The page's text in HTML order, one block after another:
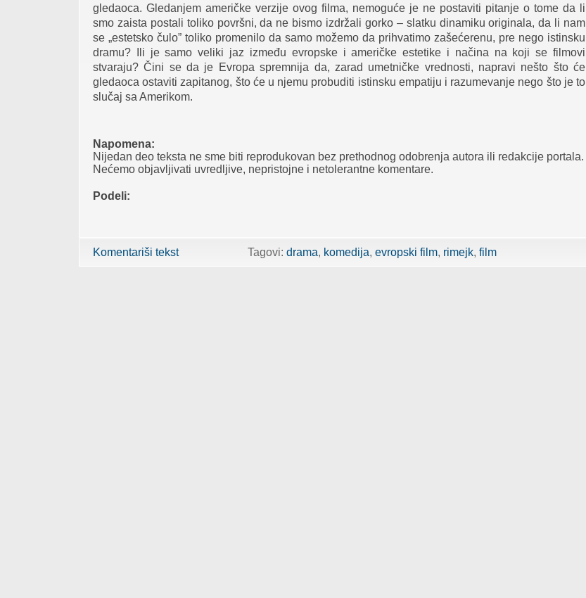
gledaoca. Gledanjem američke verzije ovog filma, nemoguće je ne postaviti pitanje o tome da li
smo zaista postali toliko površni, da ne bismo izdržali gorko – slatku dinamiku originala, da li nam
se „estetsko čulo” toliko promenilo da samo možemo da prihvatimo zašećerenu, pre nego istinsku
dramu? Ili je samo veliki jaz između evropske i američke estetike i načina na koji se filmovi
stvaraju? Čini se da je Evropa spremnija da, zarad umetničke vrednosti, napravi nešto što će
gledaoca ostaviti zapitanog, što će u njemu probuditi istinsku empatiju i razumevanje nego što je to
slučaj sa Amerikom.
Napomena:
Nijedan deo teksta ne sme biti reprodukovan bez prethodnog odobrenja autora ili redakcije portala.
Nećemo objavljivati uvredljive, nepristojne i netolerantne komentare.
Podeli:
Komentariši tekst Tagovi: drama komedija evropski film rimejk film